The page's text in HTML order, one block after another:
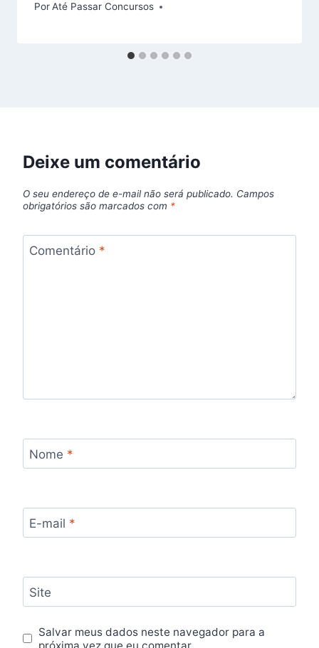
PorAté Passar Concursos
Deixe um comentário
O seu endereço de e-mail não será publicado. Campos
obrigatórios são marcados com *
Comentário *
Nome *
E-mail *
Site
Salvar meus dados neste navegador para a
próxima vez que eu comentar.